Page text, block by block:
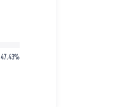
47.43%